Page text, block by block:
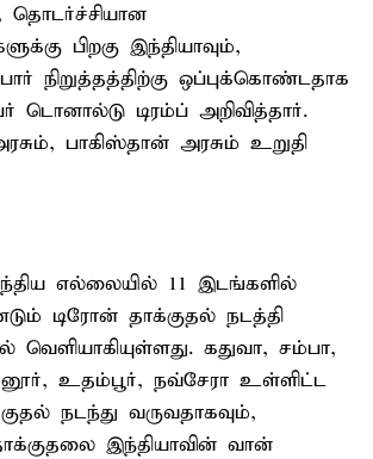
தொடர்ச்சியான
பிறகு இந்தியாவும்,
நிறுத்தத்திற்கு ஒப்புக்கொண்டதாக
டொனால்டு டிரம்ப் அறிவித்தார்.
பாகிஸ்தான் அரசும் உறுதி
எல்லையில் 11 இடங்களில்
டிரோன் தாக்குதல் நடத்தி
கதுவா, சம்பா,
உதம்பூர், நவ்சேரா உள்ளிட்ட
நடந்து வருவதாகவும்,
இந்தியாவின் வான்